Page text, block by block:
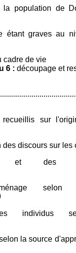
la population de
étant graves au
cadre de vie
6 : découpage et
sur
discours sur les
et des
selon
individus
la source